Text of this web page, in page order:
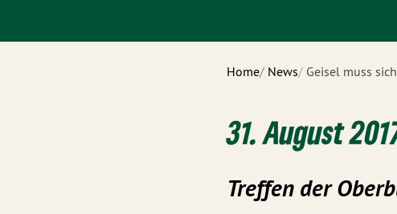
Home News Geisel muss
31. August
Treffen der